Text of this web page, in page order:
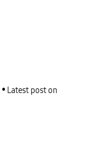
Latest post on